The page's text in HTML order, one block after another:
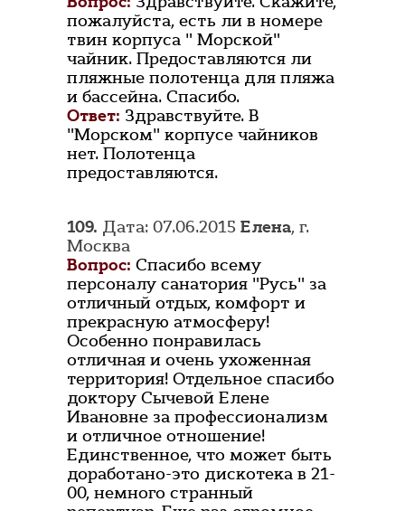
пожалуйста, есть ли в номере
твин корпуса " Морской"
чайник. Предоставляются ли
пляжные полотенца для пляжа
и бассейна. Спасибо.
Ответ: Здравствуйте. В
"Морском" корпусе чайников
нет. Полотенца
предоставляются.
109. Дата: 07.06.2015 Елена, г.
Москва
Вопрос: Спасибо всему
персоналу санатория "Русь" за
отличный отдых, комфорт и
прекрасную атмосферу!
Особенно понравилась
отличная и очень ухоженная
территория! Отдельное спасибо
доктору Сычевой Елене
Ивановне за профессионализм
и отличное отношение!
Единственное, что может быть
доработано-это дискотека в 21-
00, немного странный